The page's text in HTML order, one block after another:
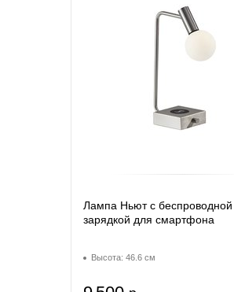
Лампа Ньют с беспроводной
зарядкой для смартфона
Высота: 46.6 см